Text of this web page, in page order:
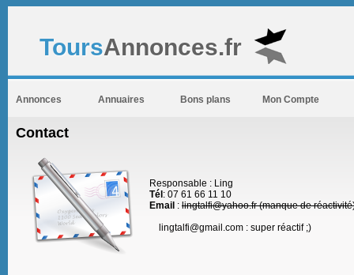
ToursAnnonces.fr
Annonces Annuaires Bons plans Mon Compte
Contact
Responsable : Ling
Tél : 07 61 66 11 10
Email : lingtalfi@yahoo.fr (manque de
lingtalfi@gmail.com : super réactif ;)